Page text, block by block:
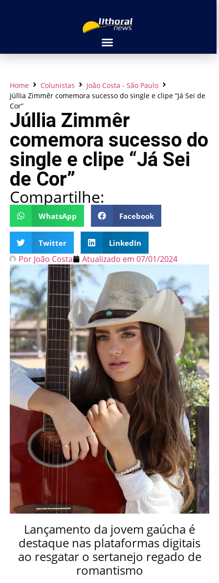
Home Colunistas
João Costa - São Paulo
Júllia Zimmêr comemora sucesso do single e clipe “Já Sei de
Cor”
Júllia Zimmêr
comemora sucesso do
single e clipe “Já Sei
de Cor”
Compartilhe:
WhatsApp Facebook
Twitter LinkedIn
Por João Costa Atualizado em 07/01/2024
Lançamento da jovem gaúcha é
destaque nas plataformas digitais
ao resgatar o sertanejo regado de
romantismo